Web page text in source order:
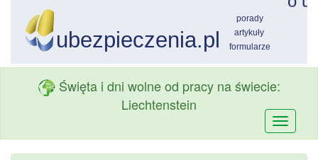
Święta i dni wolne od pracy na świecie:
Liechtenstein